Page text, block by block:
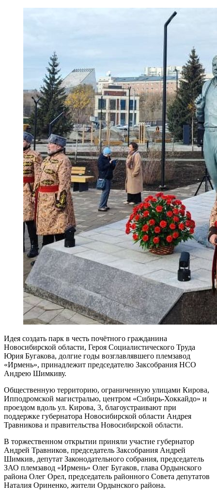
Идея создать парк в честь почётного гражданина
Новосибирской области, Героя Социалистического Труда
Юрия Бугакова, долгие годы возглавлявшего племзавод
«Ирмень», принадлежит председателю Заксобрания НСО
Андрею Шимкиву.
Общественную территорию, ограниченную улицами Кирова,
Ипподромской магистралью, центром «Сибирь-Хоккайдо» и
проездом вдоль ул. Кирова, 3, благоустраивают при
поддержке губернатора Новосибирской области Андрея
Травникова и правительства Новосибирской области.
В торжественном открытии приняли участие губернатор
Андрей Травников, председатель Заксобрания Андрей
Шимкив, депутат Законодательного собрания, председатель
ЗАО племзавод «Ирмень» Олег Бугаков, глава Ордынского
района Олег Орел, председатель районного Совета депутатов
Наталия Ориненко, жители Ордынского района.